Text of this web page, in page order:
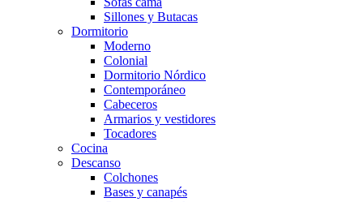
Sillones y Butacas
Dormitorio
Moderno
Colonial
Dormitorio Nórdico
Contemporáneo
Cabeceros
Armarios y vestidores
Tocadores
Cocina
Descanso
Colchones
Bases y canapés